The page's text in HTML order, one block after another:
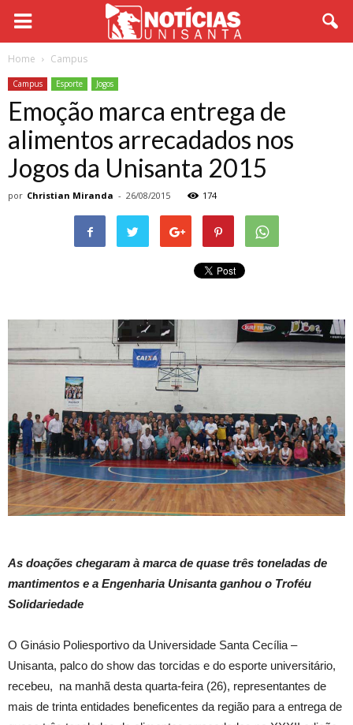
Home Campus
Campus Esporte Jogos
Emoção marca entrega de
alimentos arrecadados nos
Jogos da Unisanta 2015
por Christian Miranda - 26/08/2015 174
As doações chegaram à marca de quase três toneladas de
mantimentos e a Engenharia Unisanta ganhou o Troféu
Solidariedade
O Ginásio Poliesportivo da Universidade Santa Cecília –
Unisanta, palco do show das torcidas e do esporte universitário,
recebeu, na manhã desta quarta-feira (26), representantes de
mais de trinta entidades beneficentes da região para a entrega de